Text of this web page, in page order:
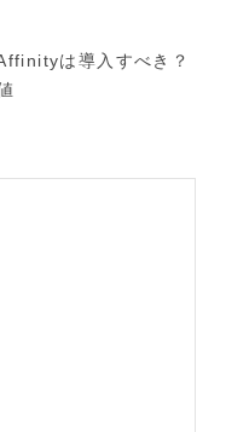
は導入すべき？